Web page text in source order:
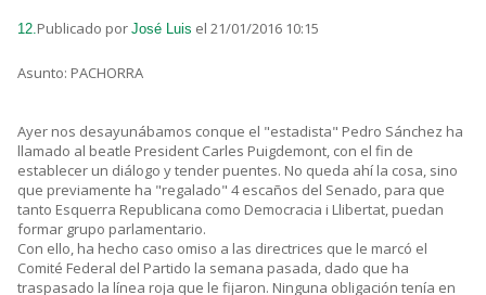
12. Publicado por José Luis el 21/01/2016 10:15
Asunto: PACHORRA
Ayer nos desayunábamos conque el "estadista" Pedro Sánchez ha
llamado al beatle President Carles Puigdemont, con el fin de
establecer un diálogo y tender puentes. No queda ahí la cosa, sino
que previamente ha "regalado" 4 escaños del Senado, para que
tanto Esquerra Republicana como Democracia i Llibertat, puedan
formar grupo parlamentario.
Con ello, ha hecho caso omiso a las directrices que le marcó el
Comité Federal del Partido la semana pasada, dado que ha
traspasado la línea roja que le fijaron. Ninguna obligación tenía en